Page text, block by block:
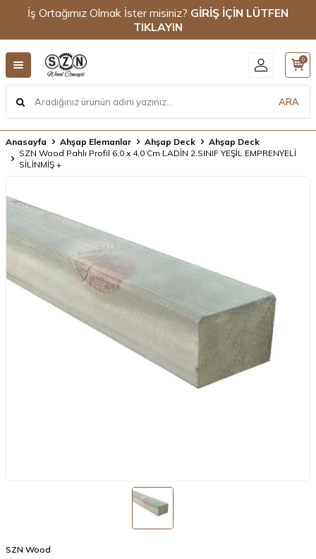
İş Ortağımız Olmak İster misiniz? GİRİŞ İÇİN LÜTFEN
TIKLAYIN
ARA
0
Anasayfa Ahşap Elemanlar Ahşap Deck
Ahşap Deck
SZN Wood Pahlı Profil 6,0 x 4,0 Cm LADİN 2.SINIF YEŞİL EMPRENYELİ
SİLİNMİŞ +
SZN Wood